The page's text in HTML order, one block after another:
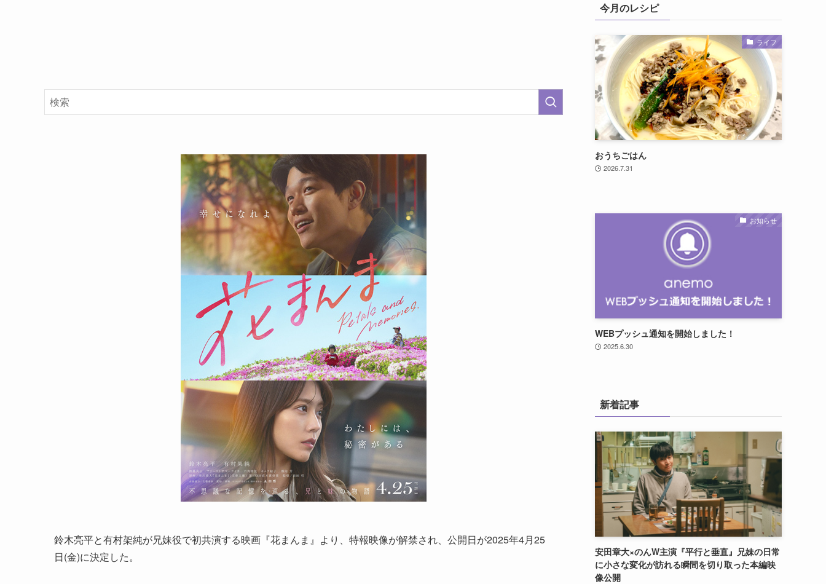
鈴木亮平と有村架純が兄妹役で初共演する映画『花まんま』より、特報映像が解禁され、公開日が2025年4月25
日(金)に決定した。
今月のレシピ
ライフ
おうちごはん
2026.7.31
お知らせ
WEBプッシュ通知を開始しました！
2025.6.30
新着記事
安田章大×のんW主演『平行と垂直』兄妹の日常
に小さな変化が訪れる瞬間を切り取った本編映
像公開